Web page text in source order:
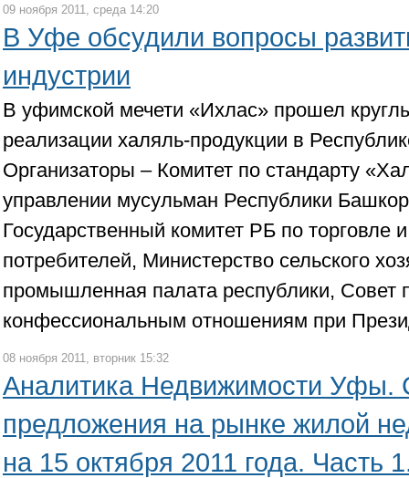
09 ноября 2011, среда 14:20
В Уфе обсудили вопросы
индустрии
В уфимской мечети «Ихлас» прошел
реализации халяль-продукции в
Организаторы – Комитет по стандарту
управлении мусульман Республики
Государственный комитет РБ по торговле
потребителей, Министерство сельского
промышленная палата республики, Cовет
конфессиональным отношениям при
08 ноября 2011, вторник 15:32
Аналитика Недвижимости Уфы.
предложения на рынке жилой
на 15 октября 2011 года. Часть